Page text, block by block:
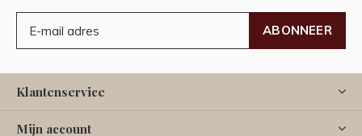
ABONNEER
Klantenservice
Mijn account